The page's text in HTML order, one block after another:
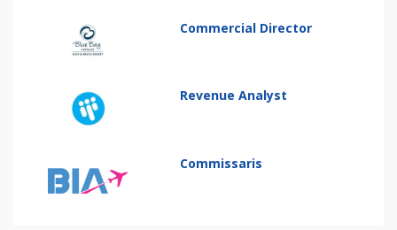
Commercial Director
Revenue Analyst
Commissaris